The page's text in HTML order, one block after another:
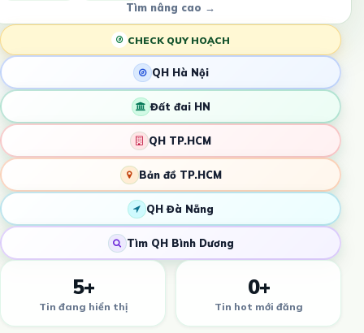
Tìm nâng cao →
CHECK QUY HOẠCH
QH Hà Nội
Đất đai HN
QH TP.HCM
Bản đồ TP.HCM
QH Đà Nẵng
Tìm QH Bình Dương
5+
Tin đang hiển thị
0+
Tin hot mới đăng